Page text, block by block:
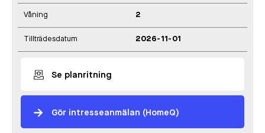
Våning 2
Tillträdesdatum 2026-11-01
Se planritning
Gör intresseanmälan (HomeQ)